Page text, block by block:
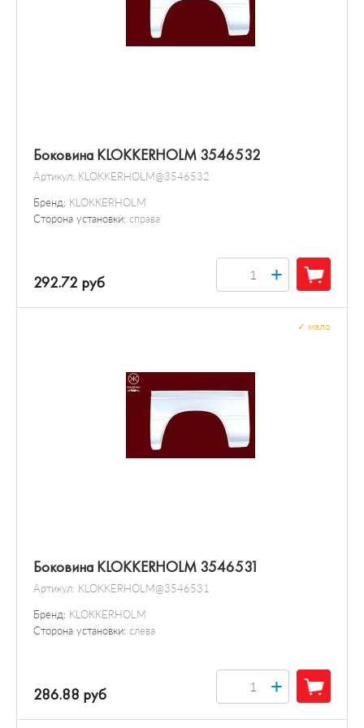
Боковина KLOKKERHOLM 3546532
Артикул: KLOKKERHOLM@3546532
Бренд: KLOKKERHOLM
Сторона установки: справа
292.72 руб +
Боковина KLOKKERHOLM 3546531
Артикул: KLOKKERHOLM@3546531
Бренд: KLOKKERHOLM
Сторона установки: слева
мало
286.88 руб +